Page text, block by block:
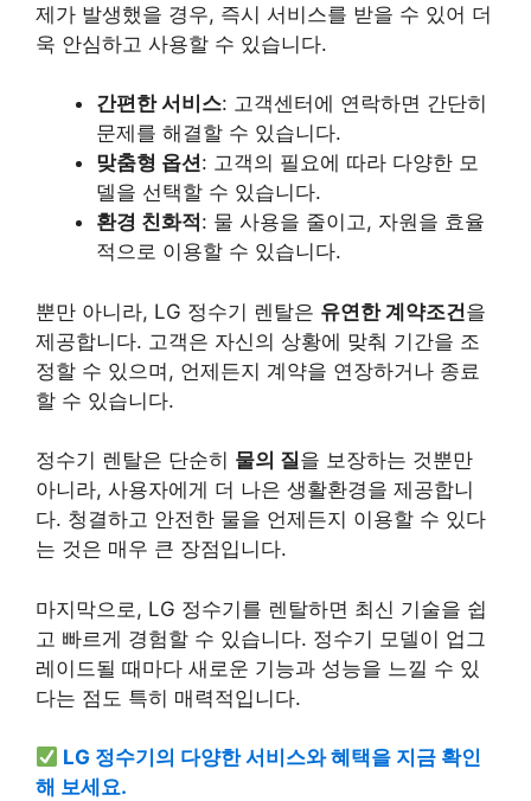
제가 발생했을 경우, 즉시 서비스를 받을 수 있어 더
욱 안심하고 사용할 수 있습니다.
간편한 서비스: 고객센터에 연락하면 간단히
문제를 해결할 수 있습니다.
맞춤형 옵션: 고객의 필요에 따라 다양한 모
델을 선택할 수 있습니다.
환경 친화적 : 물 사용을 줄이고, 자원을 효율
적으로 이용할 수 있습니다.
뿐만 아니라, LG 정수기 렌탈은 유연한 계약조건을
제공합니다. 고객은 자신의 상황에 맞춰 기간을 조
정할 수 있으며, 언제든지 계약을 연장하거나 종료
할 수 있습니다.
정수기 렌탈은 단순히 물의 질을 보장하는 것뿐만
아니라, 사용자에게 더 나은 생활환경을 제공합니
다. 청결하고 안전한 물을 언제든지 이용할 수 있다
는 것은 매우 큰 장점입니다.
마지막으로, LG 정수기를 렌탈하면 최신 기술을 쉽
고 빠르게 경험할 수 있습니다. 정수기 모델이 업그
레이 드될 때마다 새로운 기능과 성능을 느낄 수 있
다는 점도 특히 매력적입니다.
LG 정수기의 다양한 서비스와 혜택을 지금 확인
해 보세요.